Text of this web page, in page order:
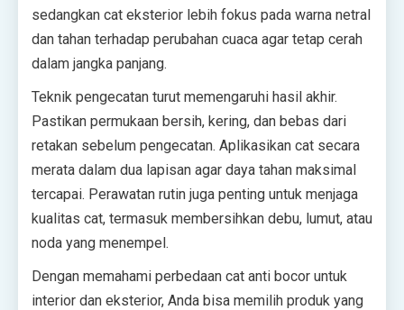
sedangkan cat eksterior lebih fokus pada warna netral
dan tahan terhadap perubahan cuaca agar tetap cerah
dalam jangka panjang.
Teknik pengecatan turut memengaruhi hasil akhir.
Pastikan permukaan bersih, kering, dan bebas dari
retakan sebelum pengecatan. Aplikasikan cat secara
merata dalam dua lapisan agar daya tahan maksimal
tercapai. Perawatan rutin juga penting untuk menjaga
kualitas cat, termasuk membersihkan debu, lumut, atau
noda yang menempel.
Dengan memahami perbedaan cat anti bocor untuk
interior dan eksterior, Anda bisa memilih produk yang